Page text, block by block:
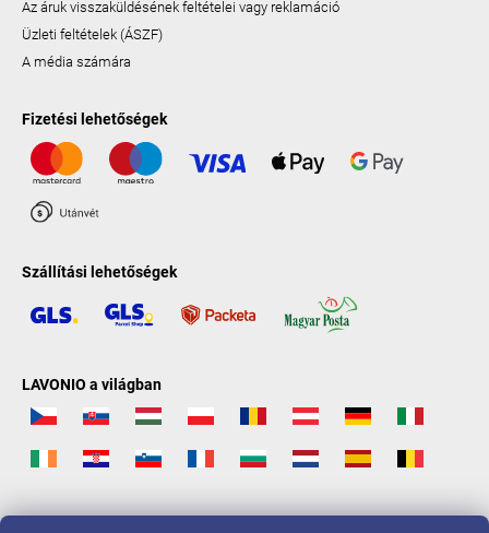
Az áruk visszaküldésének feltételei vagy reklamáció
Üzleti feltételek (ÁSZF)
A média számára
Fizetési lehetőségek
Szállítási lehetőségek
LAVONIO a világban